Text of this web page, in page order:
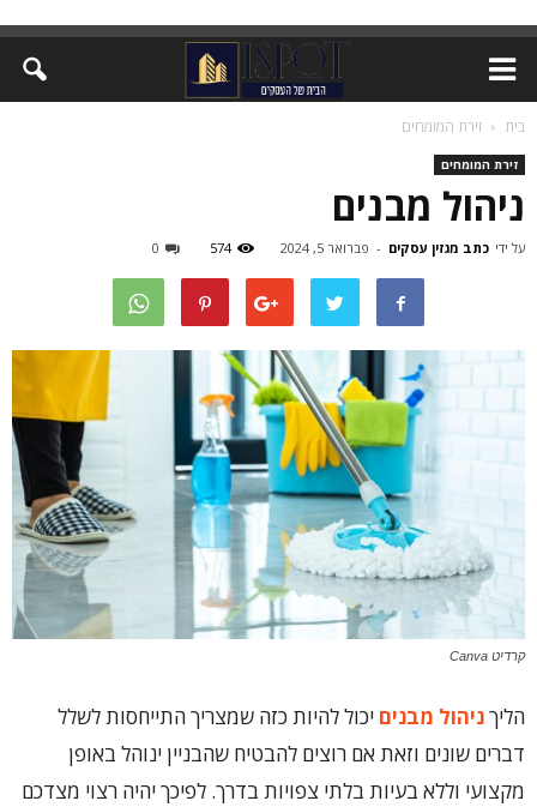
בית זירת המומחים
זירת המומחים
ניהול מבנים
על ידי כתב מגזין עסקים - פברואר 5, 2024 574
0
קרדיט Canva
הליךניהול מבנים יכול להיות כזה שמצריך התייחסות לשלל
דברים שונים וזאת אם רוצים להבטיח שהבניין ינוהל באופן
מקצועי וללא בעיות בלתי צפויות בדרך. לפיכך יהיה רצוי מצדכם